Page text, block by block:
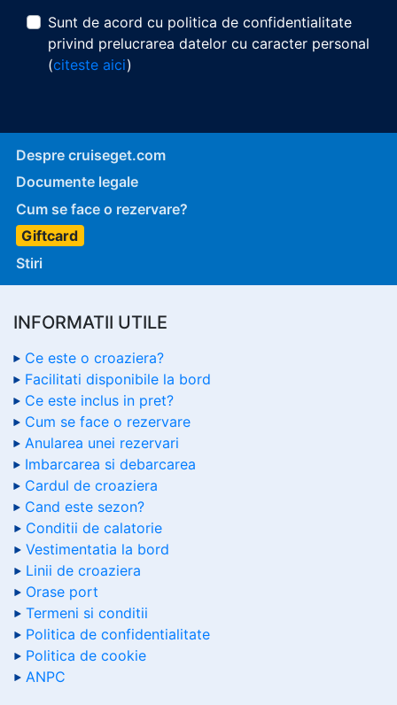
Sunt de acord cu politica de confidentialitate
privind prelucrarea datelor cu caracter personal
(citeste aici)
Despre cruiseget.com
Documente legale
Cum se face o rezervare?
Giftcard
Stiri
INFORMATII UTILE
Ce este o croaziera?
Facilitati disponibile la bord
Ce este inclus in pret?
Cum se face o rezervare
Anularea unei rezervari
Imbarcarea si debarcarea
Cardul de croaziera
Cand este sezon?
Conditii de calatorie
Vestimentatia la bord
Linii de croaziera
Orase port
Termeni si conditii
Politica de confidentialitate
Politica de cookie
ANPC